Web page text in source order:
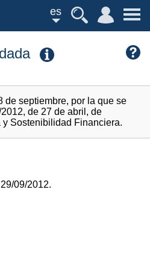
es
de septiembre, por la que se
de 27 de abril, de
Sostenibilidad Financiera.
09/2012.